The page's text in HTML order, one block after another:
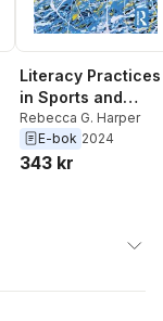
Literacy Practices
in Sports and
Coaching
Rebecca G. Harper
E-bok 2024
343 kr